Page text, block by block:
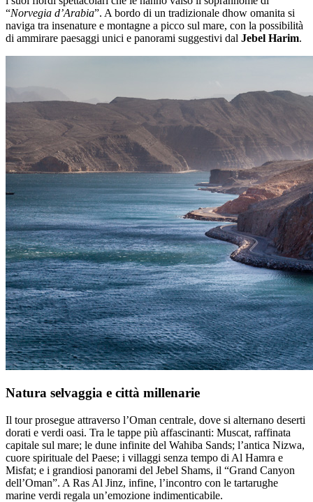
“Norvegia d’Arabia”. A bordo di un tradizionale dhow omanita si
naviga tra insenature e montagne a picco sul mare, con la possibilità
di ammirare paesaggi unici e panorami suggestivi dal Jebel Harim.
Natura selvaggia e città millenarie
Il tour prosegue attraverso l’Oman centrale, dove si alternano deserti
dorati e verdi oasi. Tra le tappe più affascinanti: Muscat, raffinata
capitale sul mare; le dune infinite del Wahiba Sands; l’antica Nizwa,
cuore spirituale del Paese; i villaggi senza tempo di Al Hamra e
Misfat; e i grandiosi panorami del Jebel Shams, il “Grand Canyon
dell’Oman”. A Ras Al Jinz, infine, l’incontro con le tartarughe
marine verdi regala un’emozione indimenticabile.